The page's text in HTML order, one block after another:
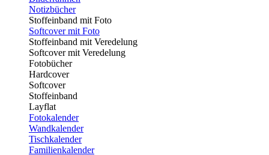
Notizbücher
Stoffeinband mit Foto
Softcover mit Foto
Stoffeinband mit Veredelung
Softcover mit Veredelung
Fotobücher
Hardcover
Softcover
Stoffeinband
Layflat
Fotokalender
Wandkalender
Tischkalender
Familienkalender